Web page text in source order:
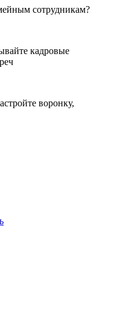
сотрудникам?
кадровые
воронку,